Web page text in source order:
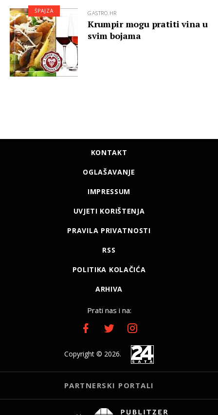
GASTRO.HR
Krumpir mogu pratiti vina u
svim bojama
ŠPAJZA
KONTAKT
OGLAŠAVANJE
IMPRESSUM
UVJETI KORIŠTENJA
PRAVILA PRIVATNOSTI
RSS
POLITIKA KOLAČIĆA
ARHIVA
Prati nas i na:
Copyright © 2026.
PARTNERSKI PORTALI